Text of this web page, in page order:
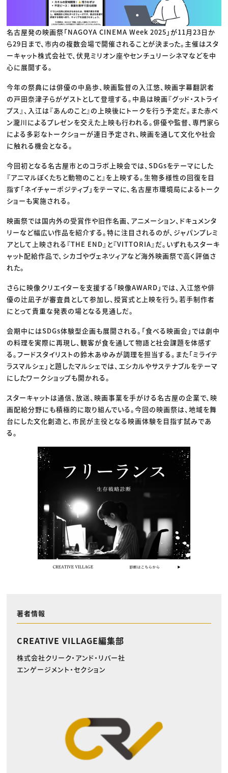
名古屋発の映画祭「NAGOYA CINEMA Week 2025」が11月23日か
ら29日まで、市内の複数会場で開催されることが決まった。主催はスタ
ーキャット株式会社で、伏見ミリオン座やセンチュリーシネマなどを中
心に展開する。
今年の祭典には俳優の中島歩、映画監督の入江悠、映画字幕翻訳者
の戸田奈津子らがゲストとして登壇する。中島は映画『グッド・ストライ
プス』、入江は『あんのこと』の上映後にトークを行う予定だ。また赤ペ
ン瀧川によるプレゼンを交えた上映も行われる。俳優や監督、専門家ら
による多彩なトークショーが連日予定され、映画を通して文化や社会
に触れる機会となる。
今回初となる名古屋市とのコラボ上映会では、SDGsをテーマにした
『アニマルぼくたちと動物のこと』を上映する。生物多様性の回復を目
指す「ネイチャーポジティブ」をテーマに、名古屋市環境局によるトーク
ショーも実施される。
映画祭では国内外の受賞作や旧作名画、アニメーション、ドキュメンタ
リーなど幅広い作品を紹介する。特に注目されるのが、ジャパンプレミ
アとして上映される『THE END』と『VITTORIA』だ。いずれもスターキ
ャット配給作品で、シカゴやヴェネツィアなど海外映画祭で高く評価さ
れた。
さらに映像クリエイターを支援する「映像AWARD」では、入江悠や俳
優の辻凪子が審査員として参加し、授賞式と上映を行う。若手制作者
にとって貴重な発表の場となる見通しだ。
会期中にはSDGs体験型企画も展開される。「食べる映画会」では劇中
の料理を実際に再現し、観客が食を通して物語と社会課題を体感す
る。フードスタイリストの鈴木あゆみが調理を担当する。また「ミライテ
ラスマルシェ」と題したマルシェでは、エシカルやサステナブルをテーマ
にしたワークショップも開かれる。
スターキャットは通信、放送、映画事業を手がける名古屋の企業で、映
画配給分野にも積極的に取り組んでいる。今回の映画祭は、地域を舞
台にした文化創造と、市民が主役となる映画体験を目指す試みであ
る。
著者情報
CREATIVE VILLAGE編集部
株式会社クリーク・アンド・リバー社
エンゲージメント・セクション